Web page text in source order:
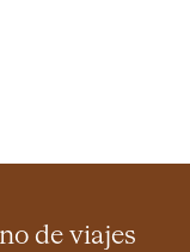
de viajes